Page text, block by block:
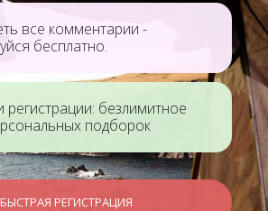
все комментарии -
бесплатно.
регистрации: безлимитное
подборок
БЫСТРАЯ РЕГИСТРАЦИЯ